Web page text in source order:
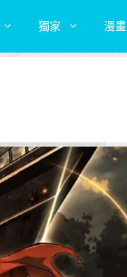
獨家 漫畫